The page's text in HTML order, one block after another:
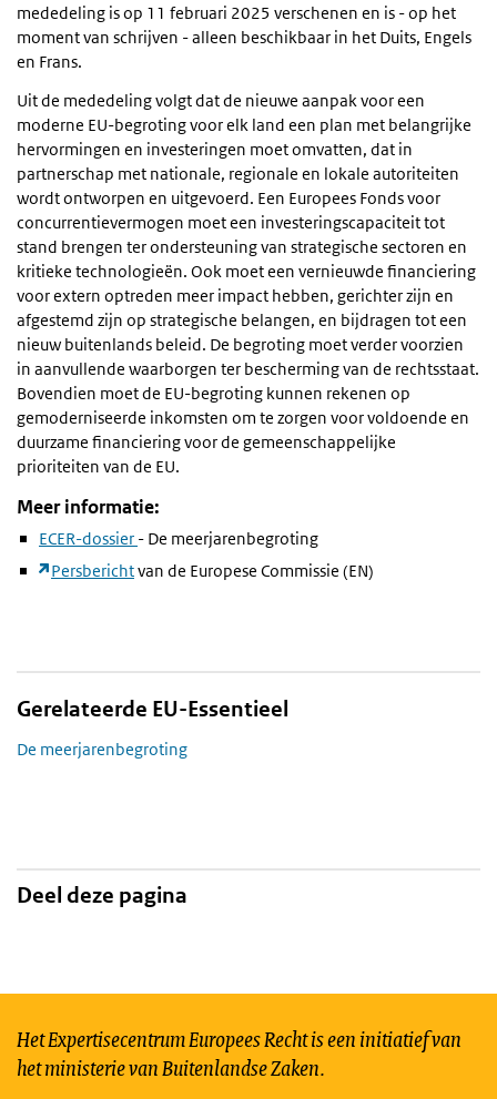
mededeling is op 11 februari 2025 verschenen en is - op het
moment van schrijven - alleen beschikbaar in het Duits, Engels
en Frans.
Uit de mededeling volgt dat de nieuwe aanpak voor een
moderne EU-begroting voor elk land een plan met belangrijke
hervormingen en investeringen moet omvatten, dat in
partnerschap met nationale, regionale en lokale autoriteiten
wordt ontworpen en uitgevoerd. Een Europees Fonds voor
concurrentievermogen moet een investeringscapaciteit tot
stand brengen ter ondersteuning van strategische sectoren en
kritieke technologieën. Ook moet een vernieuwde financiering
voor extern optreden meer impact hebben, gerichter zijn en
afgestemd zijn op strategische belangen, en bijdragen tot een
nieuw buitenlands beleid. De begroting moet verder voorzien
in aanvullende waarborgen ter bescherming van de rechtsstaat.
Bovendien moet de EU-begroting kunnen rekenen op
gemoderniseerde inkomsten om te zorgen voor voldoende en
duurzame financiering voor de gemeenschappelijke
prioriteiten van de EU.
Meer informatie:
ECER-dossier - De meerjarenbegroting
Persberichtvan de Europese Commissie (EN)
Gerelateerde EU-Essentieel
De meerjarenbegroting
Deel deze pagina
Het Expertisecentrum Europees Recht is een initiatief van
het ministerie van Buitenlandse Zaken.